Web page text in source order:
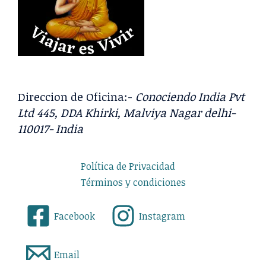
Direccion de Oficina:- Conociendo India Pvt
Ltd 445, DDA Khirki, Malviya Nagar delhi-
110017- India
Política de Privacidad
Términos y condiciones
Facebook Instagram
Email